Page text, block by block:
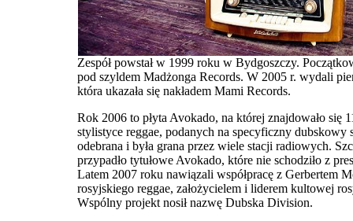
Zespół powstał w 1999 roku w Bydgoszczy.
pod szyldem Madżonga Records. W 2005 r. wydali
która ukazała się nakładem Mami Records.
Rok 2006 to płyta Avokado, na której znajdowało się
stylistyce reggae, podanych na specyficzny dubskowy
odebrana i była grana przez wiele stacji radiowych.
przypadło tytułowe Avokado, które nie schodziło z
Latem 2007 roku nawiązali współpracę z Gerbertem
rosyjskiego reggae, założycielem i liderem kultowej
Wspólny projekt nosił nazwę Dubska Division.